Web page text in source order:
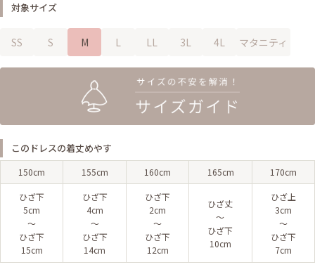
対象サイズ
SS S M L LL 3L 4L マタニティ
このドレスの着丈めやす
150cm 155cm 160cm 165cm 170cm
ひざ下
5cm
〜
ひざ下
15cm
ひざ下
4cm
〜
ひざ下
14cm
ひざ下
2cm
〜
ひざ下
12cm
ひざ丈
〜
ひざ下
10cm
ひざ上
3cm
〜
ひざ下
7cm